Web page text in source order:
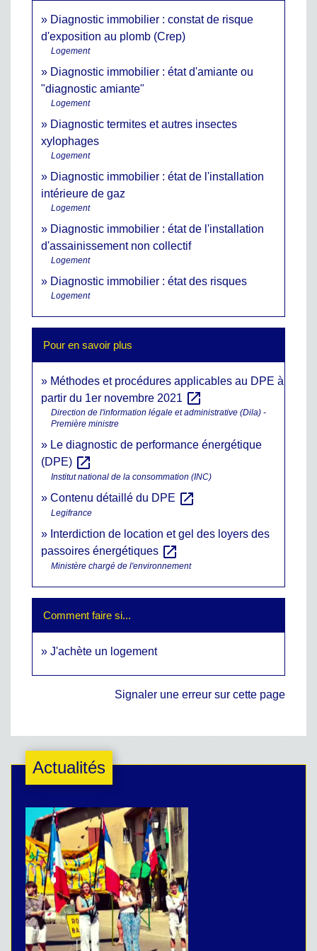
Diagnostic immobilier : constat de risque
d'exposition au plomb (Crep)
Logement
Diagnostic immobilier : état d'amiante ou
"diagnostic amiante"
Logement
Diagnostic termites et autres insectes
xylophages
Logement
Diagnostic immobilier : état de l'installation
intérieure de gaz
Logement
Diagnostic immobilier : état de l'installation
d'assainissement non collectif
Logement
Diagnostic immobilier : état des risques
Logement
Pour en savoir plus
Méthodes et procédures applicables au DPE à
partir du 1er novembre 2021 open_in_new
Direction de l'information légale et administrative (Dila) -
Première ministre
Le diagnostic de performance énergétique
(DPE) open_in_new
Institut national de la consommation (INC)
Contenu détaillé du DPE open_in_new
Legifrance
Interdiction de location et gel des loyers des
passoires énergétiques open_in_new
Ministère chargé de l'environnement
Comment faire si...
J'achète un logement
Signaler une erreur sur cette page
Actualités